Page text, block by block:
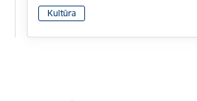
Kultūra